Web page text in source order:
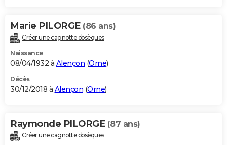
Marie PILORGE (86 ans)
Créer une cagnotte obsèques
Naissance
08/04/1932 à Alençon (Orne)
Décès
30/12/2018 à Alençon (Orne)
Raymonde PILORGE (87 ans)
Créer une cagnotte obsèques